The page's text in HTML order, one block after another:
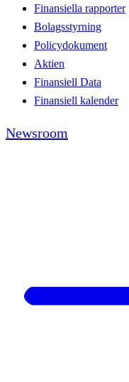
Finansiella rapporter
Bolagsstyrning
Policydokument
Aktien
Finansiell Data
Finansiell kalender
Newsroom